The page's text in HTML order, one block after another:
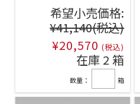
希望小売価格:
¥41,140(税込)
¥20,570 (税込)
在庫 2 箱
数量： 箱